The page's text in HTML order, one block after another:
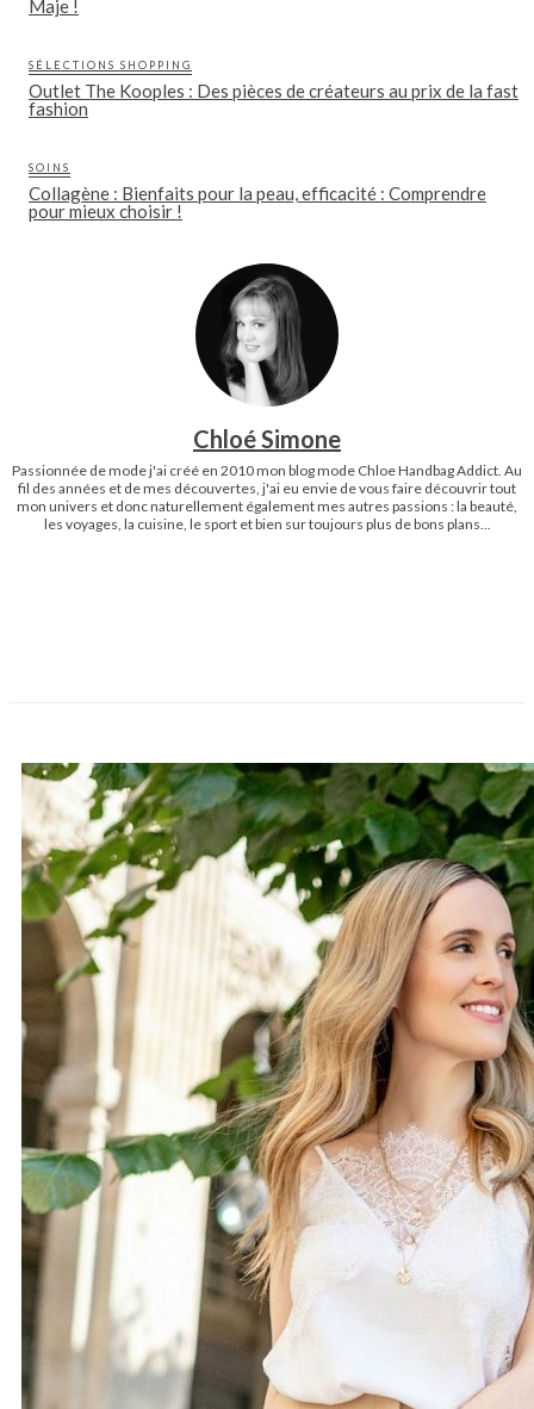
Maje !
SÉLECTIONS SHOPPING
Outlet The Kooples : Des pièces de créateurs au prix de la fast
fashion
SOINS
Collagène : Bienfaits pour la peau, efficacité : Comprendre
pour mieux choisir !
Chloé Simone
Passionnée de mode j'ai créé en 2010 mon blog mode Chloe Handbag Addict. Au
fil des années et de mes découvertes, j'ai eu envie de vous faire découvrir tout
mon univers et donc naturellement également mes autres passions : la beauté,
les voyages, la cuisine, le sport et bien sur toujours plus de bons plans...